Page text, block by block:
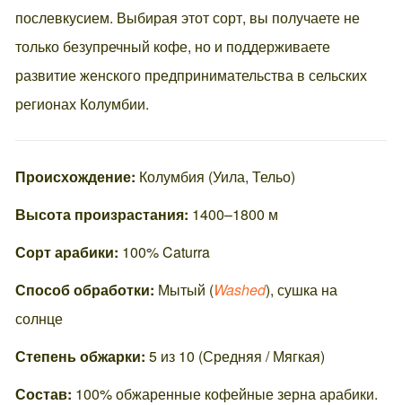
послевкусием. Выбирая этот сорт, вы получаете не
только безупречный кофе, но и поддерживаете
развитие женского предпринимательства в сельских
регионах Колумбии.
Происхождение: Колумбия (Уила, Тельо)
Высота произрастания: 1400–1800 м
Сорт арабики: 100% Caturra
Способ обработки: Мытый (Washed), сушка на
солнце
Степень обжарки: 5 из 10 (Средняя / Мягкая)
Состав: 100% обжаренные кофейные зерна арабики.